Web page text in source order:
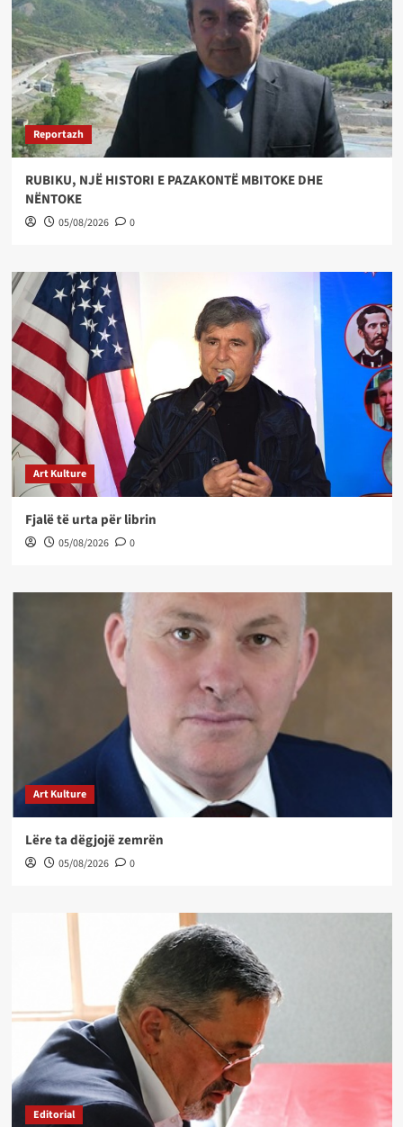
Reportazh
RUBIKU, NJË HISTORI E PAZAKONTË MBITOKE DHE
NËNTOKE
05/08/2026 0
Art Kulture
Fjalë të urta për librin
05/08/2026 0
Art Kulture
Lëre ta dëgjojë zemrën
05/08/2026 0
Editorial